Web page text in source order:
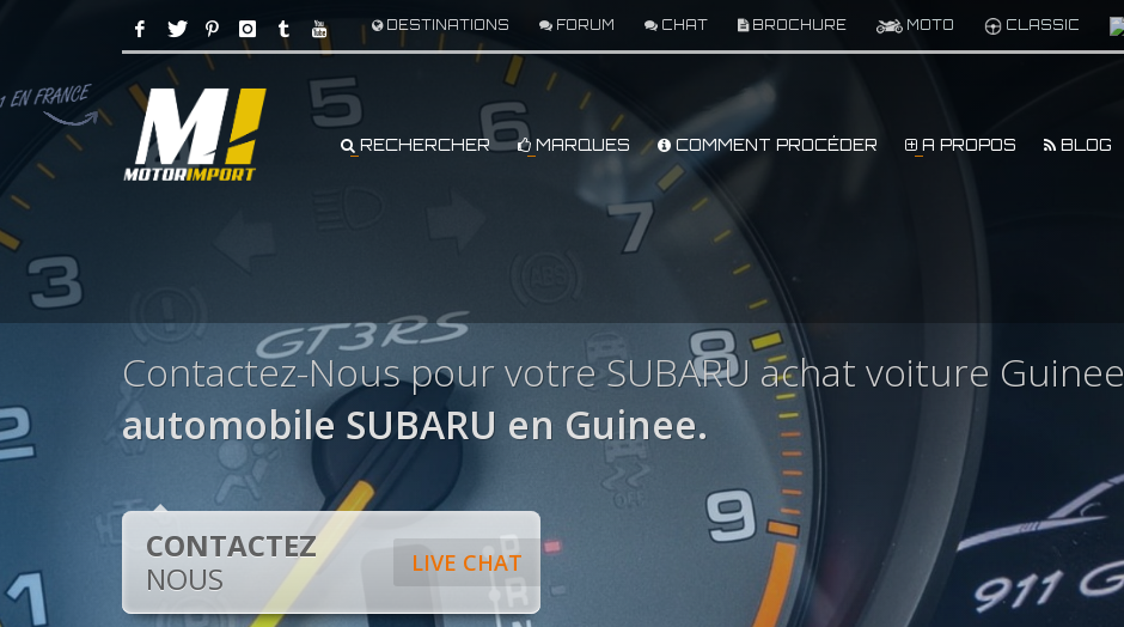
DESTINATIONS FORUM CHAT BROCHURE MOTO CLASSIC
RECHERCHER MARQUES COMMENT PROCÉDER A PROPOS BLOG
Contactez-Nous pour votre SUBARU achat voiture Guinee
automobile SUBARU en Guinee.
LIVE CHAT
CONTACTEZ
NOUS